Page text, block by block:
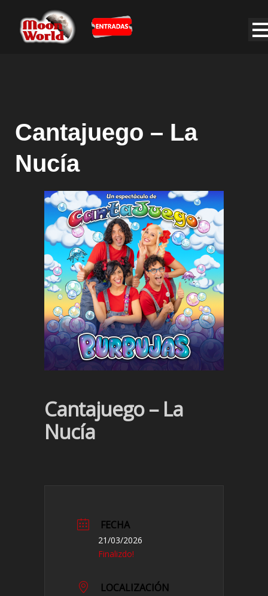
Cantajuego – La
Nucía
Cantajuego – La
Nucía
FECHA
21/03/2026
Finalizdo!
LOCALIZACIÓN